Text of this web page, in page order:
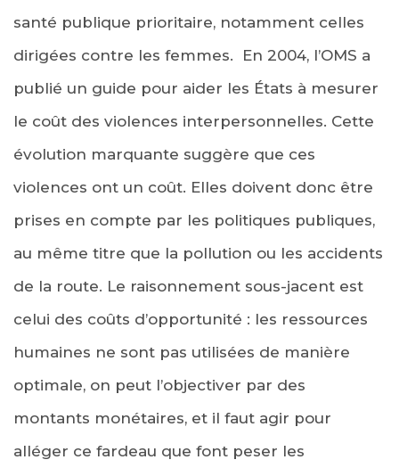
santé publique prioritaire, notamment celles
dirigées contre les femmes. En 2004, l’OMS a
publié un guide pour aider les États à mesurer
le coût des violences interpersonnelles. Cette
évolution marquante suggère que ces
violences ont un coût. Elles doivent donc être
prises en compte par les politiques publiques,
au même titre que la pollution ou les accidents
de la route. Le raisonnement sous-jacent est
celui des coûts d’opportunité : les ressources
humaines ne sont pas utilisées de manière
optimale, on peut l’objectiver par des
montants monétaires, et il faut agir pour
alléger ce fardeau que font peser les